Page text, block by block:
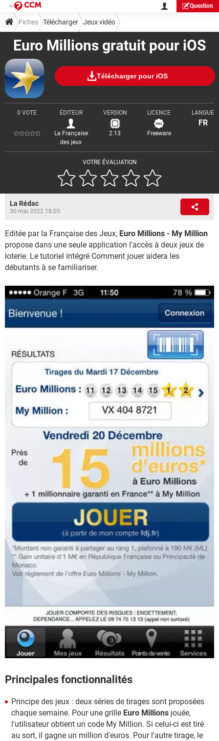
Question
Euro Millions gratuit pour iOS
Télécharger pour iOS
VOTRE ÉVALUATION
0 VOTE ÉDITEUR
La Française
des jeux
VERSION
2.13
LICENCE
Freeware
LANGUE
FR
Fiches Télécharger Jeux vidéo
La Rédac
30 mai 2022 18:05
Editée par la Française des Jeux, Euro Millions - My Million
propose dans une seule application l'accès à deux jeux de
loterie. Le tutoriel intégré Comment jouer aidera les
débutants à se familiariser.
Principales fonctionnalités
Principe des jeux : deux séries de tirages sont proposées
chaque semaine. Pour une grille Euro Millions jouée,
l'utilisateur obtient un code My Million. Si celui-ci est tiré
au sort, il gagne un million d'euros. Pour l'autre tirage, le